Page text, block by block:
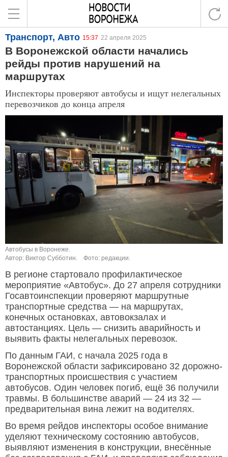
Транспорт, Авто 15:37 22 апреля 2025
В Воронежской области начались
рейды против нарушений на
маршрутах
Инспекторы проверяют автобусы и ищут нелегальных
перевозчиков до конца апреля
Автобусы в Воронеже.
Автор: Виктор Субботин.
Фото: редакции.
В регионе стартовало профилактическое
мероприятие «Автобус». До 27 апреля сотрудники
Госавтоинспекции проверяют маршрутные
транспортные средства — на маршрутах,
конечных остановках, автовокзалах и
автостанциях. Цель — снизить аварийность и
выявить факты нелегальных перевозок.
По данным ГАИ, с начала 2025 года в
Воронежской области зафиксировано 32 дорожно-
транспортных происшествия с участием
автобусов. Один человек погиб, ещё 36 получили
травмы. В большинстве аварий — 24 из 32 —
предварительная вина лежит на водителях.
Во время рейдов инспекторы особое внимание
уделяют техническому состоянию автобусов,
выявляют изменения в конструкции, внесённые